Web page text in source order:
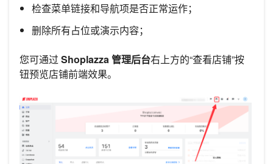
检查菜单链接和导航项是否正常运作；
删除所有占位或演示内容；
您可通过 Shoplazza 管理后台右上方的“查看店铺”按
钮预览店铺前端效果。